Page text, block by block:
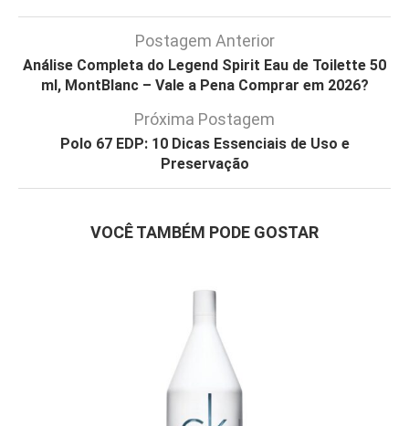
Postagem Anterior
Análise Completa do Legend Spirit Eau de Toilette 50
ml, MontBlanc – Vale a Pena Comprar em 2026?
Próxima Postagem
Polo 67 EDP: 10 Dicas Essenciais de Uso e
Preservação
VOCÊ TAMBÉM PODE GOSTAR